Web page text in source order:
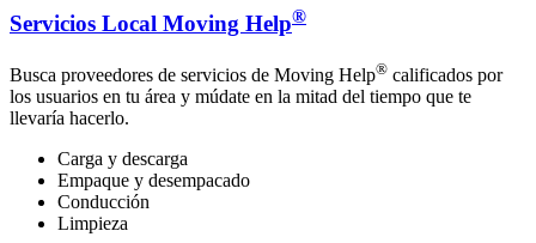
Servicios Local Moving Help®
Busca proveedores de servicios de Moving Help® calificados por
los usuarios en tu área y múdate en la mitad del tiempo que te
llevaría hacerlo.
Carga y descarga
Empaque y desempacado
Conducción
Limpieza